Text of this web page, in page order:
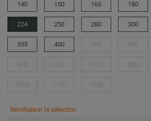
140 150 160 180
224 250 280 300
355 400
Réinitialiser la sélection